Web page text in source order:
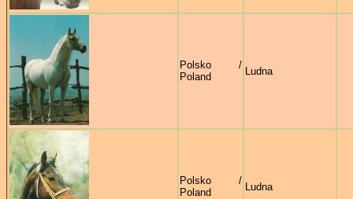
Polsko /
Poland
Ludna
Polsko /
Poland
Ludna